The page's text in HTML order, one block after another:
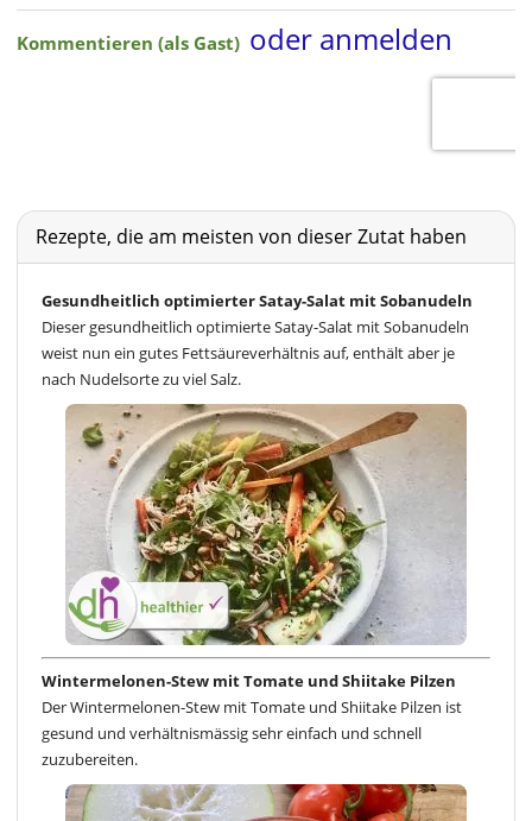
Rezepte, die am meisten von dieser Zutat haben
Gesundheitlich optimierter Satay-Salat mit Sobanudeln
Dieser gesundheitlich optimierte Satay-Salat mit Sobanudeln
weist nun ein gutes Fettsäureverhältnis auf, enthält aber je
nach Nudelsorte zu viel Salz.
Wintermelonen-Stew mit Tomate und Shiitake Pilzen
Der Wintermelonen-Stew mit Tomate und Shiitake Pilzen ist
gesund und verhältnismässig sehr einfach und schnell
zuzubereiten.